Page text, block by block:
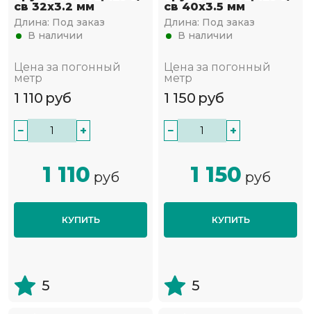
св 32х3.2 мм
Длина: Под заказ
В наличии
Цена за погонный
метр
1 110 руб
− +
1 110 руб
КУПИТЬ
5
св 40х3.5 мм
Длина: Под заказ
В наличии
Цена за погонный
метр
1 150 руб
− +
1 150 руб
КУПИТЬ
5